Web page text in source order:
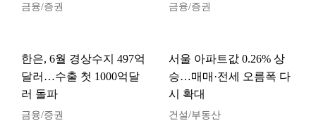
금융/증권 금융/증권
한은, 6월 경상수지 497억
달러…수출 첫 1000억달
러 돌파
금융/증권
서울 아파트값 0.26% 상
승…매매·전세 오름폭 다
시 확대
건설/부동산